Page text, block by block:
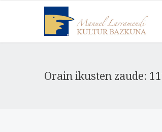
Orain ikusten zaude: